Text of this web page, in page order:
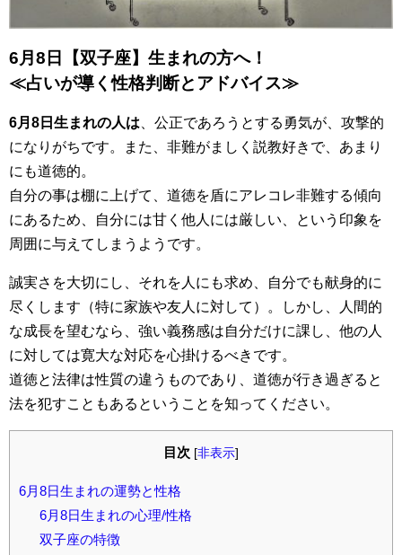
6月8日【双子座】生まれの方へ！
≪占いが導く性格判断とアドバイス≫
6月8日生まれの人は 、公正であろうとする勇気が、攻撃的
になりがちです。また、非難がましく説教好きで、あまり
にも道徳的。
自分の事は棚に上げて、道徳を盾にアレコレ非難する傾向
にあるため、自分には甘く他人には厳しい、という印象を
周囲に与えてしまうようです。
誠実さを大切にし、それを人にも求め、自分でも献身的に
尽くします（特に家族や友人に対して）。しかし、人間的
な成長を望むなら、強い義務感は自分だけに課し、他の人
に対しては寛大な対応を心掛けるべきです。
道徳と法律は性質の違うものであり、道徳が行き過ぎると
法を犯すこともあるということを知ってください。
目次 [非表示]
6月8日生まれの運勢と性格
6月8日生まれの心理/性格
双子座の特徴